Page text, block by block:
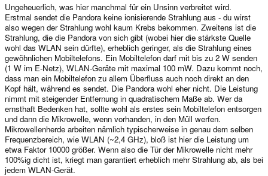
Ungeheuerlich, was hier manchmal für ein Unsinn verbreitet wird.
Erstmal sendet die Pandora keine ionisierende Strahlung aus - du wirst
also wegen der Strahlung wohl kaum Krebs bekommen. Zweitens ist die
Strahlung, die die Pandora von sich gibt (wobei hier die stärkste Quelle
wohl das WLAN sein dürfte), erheblich geringer, als die Strahlung eines
gewöhnlichen Mobiltelefons. Ein Mobiltelefon darf mit bis zu 2 W senden
(1 W im E-Netz), WLAN-Geräte mit maximal 100 mW. Dazu kommt noch,
dass man ein Mobiltelefon zu allem Überfluss auch noch direkt an den
Kopf hält, während es sendet. Die Pandora wohl eher nicht. Die Leistung
nimmt mit steigender Entfernung in quadratischem Maße ab. Wer da
ernsthaft Bedenken hat, sollte wohl als erstes sein Mobiltelefon entsorgen
und dann die Mikrowelle, wenn vorhanden, in den Müll werfen.
Mikrowellenherde arbeiten nämlich typischerweise in genau dem selben
Frequenzbereich, wie WLAN (~2,4 GHz), bloß ist hier die Leistung um
etwa Faktor 10000 größer. Wenn also die Tür der Mikrowelle nicht mehr
100%ig dicht ist, kriegt man garantiert erheblich mehr Strahlung ab, als bei
jedem WLAN-Gerät.